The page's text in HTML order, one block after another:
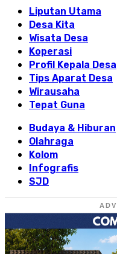
Liputan Utama
Desa Kita
Wisata Desa
Koperasi
Profil Kepala Desa
Tips Aparat Desa
Wirausaha
Tepat Guna
Budaya & Hiburan
Olahraga
Kolom
Infografis
SJD